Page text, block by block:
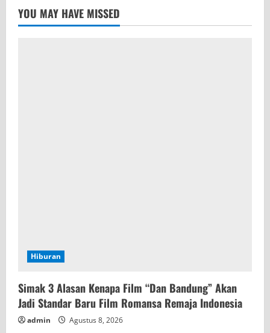
YOU MAY HAVE MISSED
Hiburan
Simak 3 Alasan Kenapa Film “Dan Bandung” Akan
Jadi Standar Baru Film Romansa Remaja Indonesia
admin Agustus 8, 2026